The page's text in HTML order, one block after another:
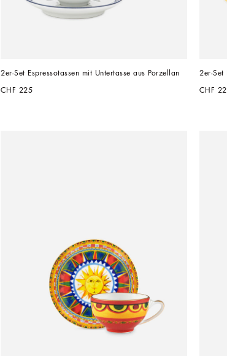
2er-Set Espressotassen mit Untertasse aus Porzellan
CHF 225
2er-Set
CHF